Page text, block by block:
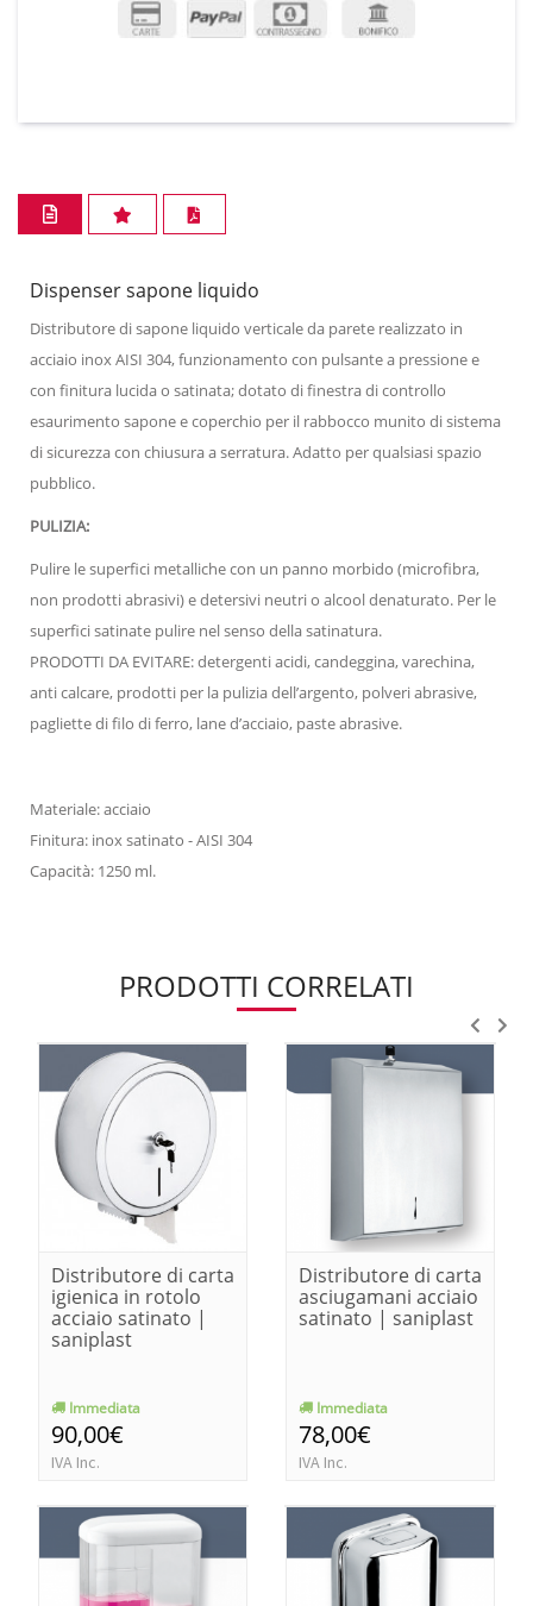
Dispenser sapone liquido
Distributore di sapone liquido verticale da parete realizzato in
acciaio inox AISI 304, funzionamento con pulsante a pressione e
con finitura lucida o satinata; dotato di finestra di controllo
esaurimento sapone e coperchio per il rabbocco munito di sistema
di sicurezza con chiusura a serratura. Adatto per qualsiasi spazio
pubblico.
PULIZIA:
Pulire le superfici metalliche con un panno morbido (microfibra,
non prodotti abrasivi) e detersivi neutri o alcool denaturato. Per le
superfici satinate pulire nel senso della satinatura.
PRODOTTI DA EVITARE: detergenti acidi, candeggina, varechina,
anti calcare, prodotti per la pulizia dell’argento, polveri abrasive,
pagliette di filo di ferro, lane d’acciaio, paste abrasive.
Materiale: acciaio
Finitura: inox satinato - AISI 304
Capacità: 1250 ml.
PRODOTTI CORRELATI
Distributore di carta
igienica in rotolo
acciaio satinato |
saniplast
Immediata
90,00€
IVA Inc.
Distributore di carta
asciugamani acciaio
satinato | saniplast
Immediata
78,00€
IVA Inc.